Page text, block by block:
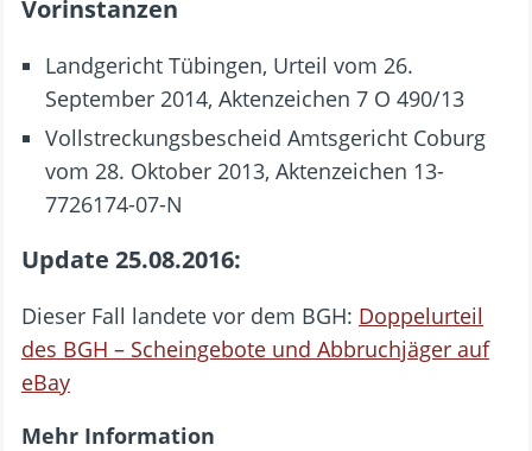
Vorinstanzen
Landgericht Tübingen, Urteil vom 26.
September 2014, Aktenzeichen 7 O 490/13
Vollstreckungsbescheid Amtsgericht Coburg
vom 28. Oktober 2013, Aktenzeichen 13-
7726174-07-N
Update 25.08.2016:
Dieser Fall landete vor dem BGH: Doppelurteil
des BGH – Scheingebote und Abbruchjäger auf
eBay
Mehr Information